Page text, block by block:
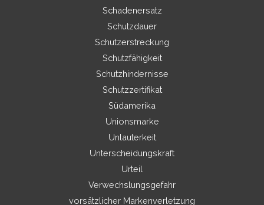
Schadenersatz
Schutzdauer
Schutzerstreckung
Schutzfähigkeit
Schutzhindernisse
Schutzzertifikat
Südamerika
Unionsmarke
Unlauterkeit
Unterscheidungskraft
Urteil
Verwechslungsgefahr
vorsätzlicher Markenverletzung